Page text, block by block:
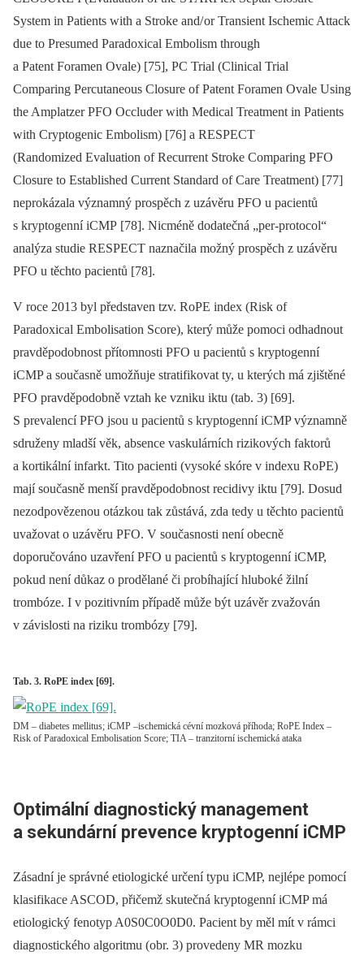
System in Patients with a Stroke and/ or Transient Ischemic Attack
due to Presumed Paradoxical Embolism through
a Patent Foramen Ovale) [75], PC Trial (Clinical Trial
Comparing Percutaneous Closure of Patent Foramen Ovale Using
the Amplatzer PFO Occluder with Medical Treatment in Patients
with Cryptogenic Embolism) [76] a RESPECT
(Randomized Evaluation of Recurrent Stroke Comparing PFO
Closure to Established Current Standard of Care Treatment) [77]
neprokázala významný prospěch z uzávěru PFO u pacientů
s kryptogenní iCMP [78]. Nicméně dodatečná „per-protocol“
analýza studie RESPECT naznačila možný prospěch z uzávěru
PFO u těchto pacientů [78].
V roce 2013 byl představen tzv. RoPE index (Risk of
Paradoxical Embolisation Score), který může pomoci odhadnout
pravděpodobnost přítomnosti PFO u pacientů s kryptogenní
iCMP a současně umožňuje stratifikovat ty, u kterých má zjištěné
PFO pravděpodobně vztah ke vzniku iktu (tab. 3) [69].
S prevalencí PFO jsou u pacientů s kryptogenní iCMP významně
sdruženy mladší věk, absence vaskulárních rizikových faktorů
a kortikální infarkt. Tito pacienti (vysoké skóre v indexu RoPE)
mají současně menší pravděpodobnost recidivy iktu [79]. Dosud
nezodpovězenou otázkou tak zůstává, zda tedy u těchto pacientů
uvažovat o uzávěru PFO. V současnosti není obecně
doporučováno uzavření PFO u pacientů s kryptogenní iCMP,
pokud není důkaz o prodělané či probíhající hluboké žilní
trombóze. I v pozitivním případě může být uzávěr zvažován
v závislosti na riziku trombózy [79].
Tab. 3. RoPE index [69].
DM – diabetes mellitus; iCMP –ischemická cévní mozková příhoda; RoPE Index –
Risk of Paradoxical Embolisation Score; TIA – tranzitorní ischemická ataka
Optimální diagnostický management
a sekundární prevence kryptogenní iCMP
Zásadní je správné etiologické určení typu iCMP, nejlépe pomocí
klasifikace ASCOD, přičemž skutečná kryptogenní iCMP má
etiologický fenotyp A0S0C0O0D0. Pacient by měl mít v rámci
diagnostického algoritmu (obr. 3) provedeny MR mozku